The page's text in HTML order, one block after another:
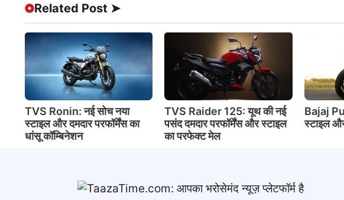
Related Post ➤
TVS Ronin: नई सोच नया
स्टाइल और दमदार परफॉर्मेंस का
धांसू कॉम्बिनेशन
TVS Raider 125: यूथ की नई
पसंद दमदार परफॉर्मेंस और स्टाइल
का परफेक्ट मेल
Bajaj
स्टाइल